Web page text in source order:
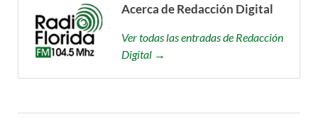
Acerca de Redacción Digital
Ver todas las entradas de Redacción
Digital →